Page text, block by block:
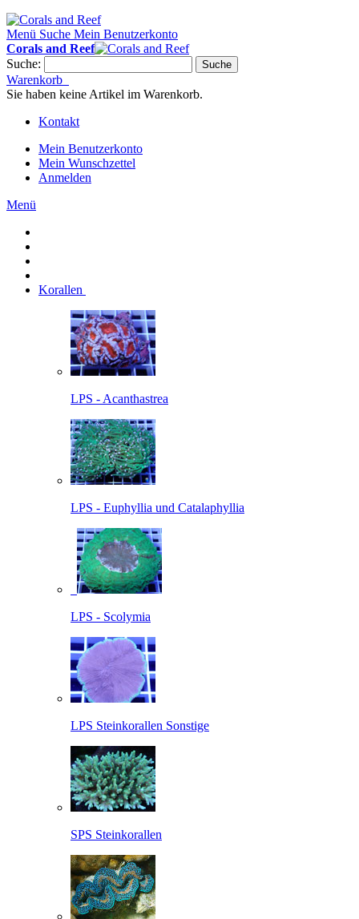
Menü Suche Mein Benutzerkonto
Corals and Reef
Suche:
Suche
Warenkorb
Sie haben keine Artikel im Warenkorb.
Kontakt
Mein Benutzerkonto
Mein Wunschzettel
Anmelden
Menü
Korallen
LPS - Acanthastrea
LPS - Euphyllia und Catalaphyllia
LPS - Scolymia
LPS Steinkorallen Sonstige
SPS Steinkorallen